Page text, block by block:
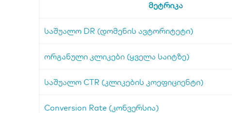
მეტრიკა
საშუალო DR (დომენის ავტორიტეტი)
ორგანული კლიკები (ყველა საიტზე)
საშუალო CTR (კლიკების კოეფიციენტი)
Conversion Rate (კონვერსია)